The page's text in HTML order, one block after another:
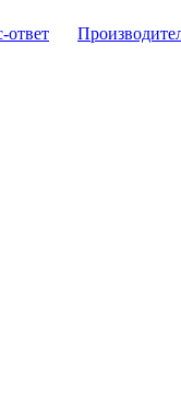
ответ